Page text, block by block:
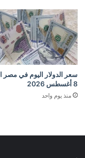
سعر الدولار اليوم في مصر
8 أغسطس 2026
منذ يوم واحد